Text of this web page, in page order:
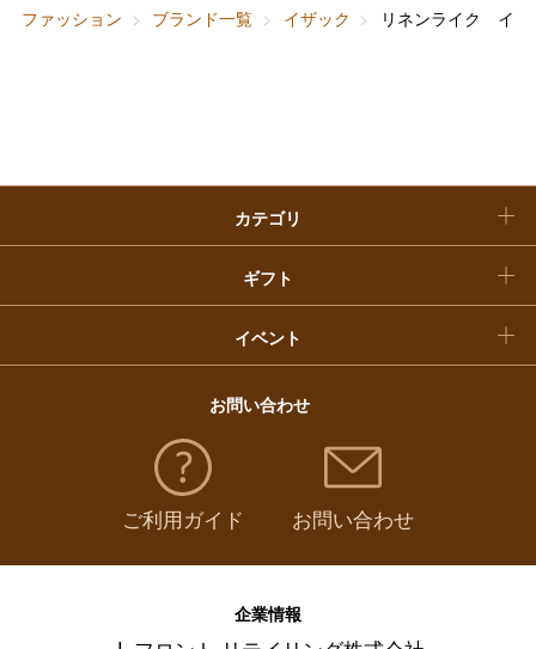
ファッション
ブランド一覧 イザック リネンライク イ
カテゴリ
ギフト
快気祝い
イベント
福袋
お問い合わせ
ご利用ガイド お問い合わせ
企業情報